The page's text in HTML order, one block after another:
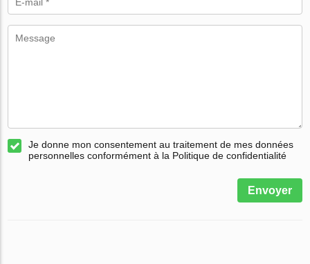
Je donne mon consentement au traitement de mes données
personnelles conformément à la Politique de confidentialité
Envoyer